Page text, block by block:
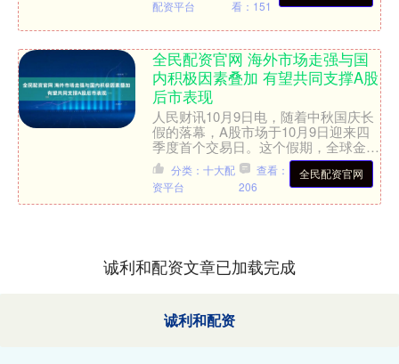
配资平台
看：151
全民配资官网 海外市场走强与国
内积极因素叠加 有望共同支撑A股
后市表现
人民财讯10月9日电，随着中秋国庆长
假的落幕，A股市场于10月9日迎来四
季度首个交易日。这个假期，全球金融
市场并不平静：海外股市普遍小幅走
强，为A股提供了积极的....全民配资官网
分类：十大配
资平台
查看：
206
诚利和配资文章已加载完成
诚利和配资